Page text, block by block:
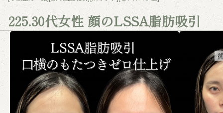
225.30代女性 顔のLSSA脂肪吸引